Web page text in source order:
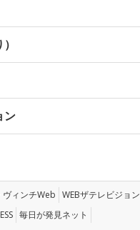
ン
ヴィンチWeb WEBザテレビジョン
毎日が発見ネット